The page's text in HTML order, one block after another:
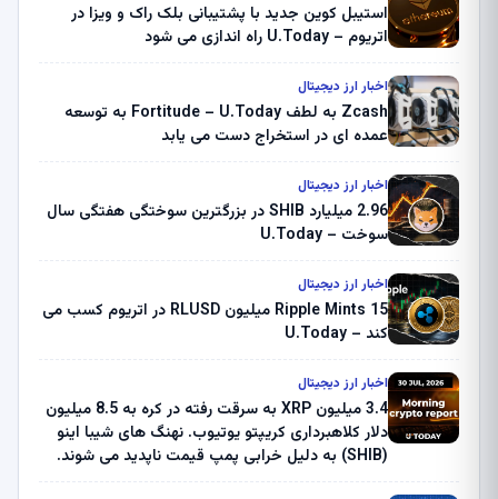
استیبل کوین جدید با پشتیبانی بلک راک و ویزا در
اتریوم – U.Today راه اندازی می شود
اخبار ارز دیجیتال
Zcash به لطف Fortitude – U.Today به توسعه
عمده ای در استخراج دست می یابد
اخبار ارز دیجیتال
2.96 میلیارد SHIB در بزرگترین سوختگی هفتگی سال
سوخت – U.Today
اخبار ارز دیجیتال
Ripple Mints 15 میلیون RLUSD در اتریوم کسب می
کند – U.Today
اخبار ارز دیجیتال
3.4 میلیون XRP به سرقت رفته در کره به 8.5 میلیون
دلار کلاهبرداری کریپتو یوتیوب. نهنگ های شیبا اینو
(SHIB) به دلیل خرابی پمپ قیمت ناپدید می شوند.